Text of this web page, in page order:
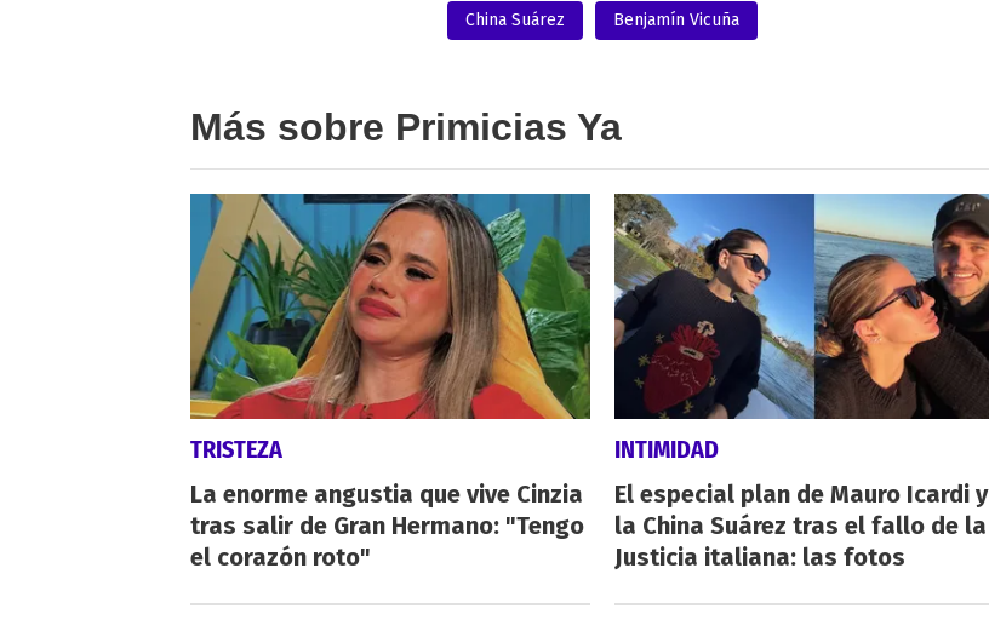
China Suárez
Benjamín Vicuña
Más sobre Primicias Ya
TRISTEZA
La enorme angustia que vive Cinzia
tras salir de Gran Hermano: "Tengo
el corazón roto"
INTIMIDAD
El especial plan de Mauro Icardi y
la China Suárez tras el fallo de la
Justicia italiana: las fotos